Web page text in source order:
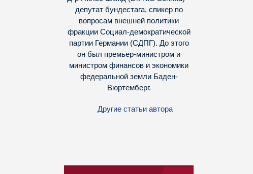
депутат бундестага, спикер по
вопросам внешней политики
фракции Социал-демократической
партии Германии (СДПГ). До этого
он был премьер-министром и
министром финансов и экономики
федеральной земли Баден-
Вюртемберг.
Другие статьи автора